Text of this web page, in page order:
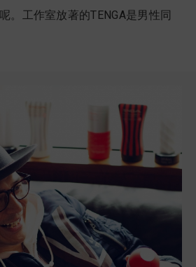
。工作室放著的TENGA是男性同